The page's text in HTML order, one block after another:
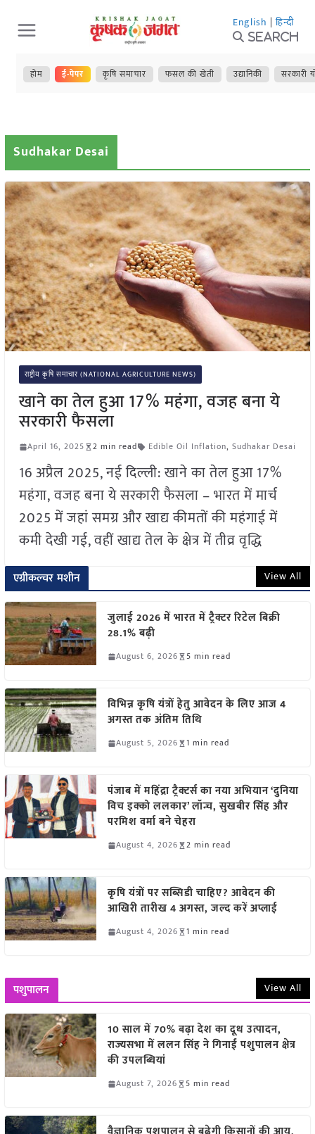
Skip
to
content
English | हिन्दी
Search
होम ई-पेपर कृषि समाचार फसल की खेती उद्यानिकी सरकारी
Sudhakar Desai
राष्ट्रीय कृषि समाचार (NATIONAL AGRICULTURE NEWS)
खाने का तेल हुआ 17% महंगा, वजह बना ये
सरकारी फैसला
April 16, 2025 2 min read Edible Oil Inflation, Sudhakar Desai
16 अप्रैल 2025, नई दिल्ली: खाने का तेल हुआ 17%
महंगा, वजह बना ये सरकारी फैसला – भारत में मार्च
2025 में जहां समग्र और खाद्य कीमतों की महंगाई में
कमी देखी गई, वहीं खाद्य तेल के क्षेत्र में तीव्र वृद्धि
एग्रीकल्चर मशीन View All
जुलाई 2026 में भारत में ट्रैक्टर रिटेल बिक्री
28.1% बढ़ी
August 6, 2026 5 min read
विभिन्न कृषि यंत्रों हेतु आवेदन के लिए आज 4
अगस्त तक अंतिम तिथि
August 5, 2026 1 min read
पंजाब में महिंद्रा ट्रैक्टर्स का नया अभियान ‘दुनिया
विच इक्को ललकार’ लॉन्च, सुखबीर सिंह और
परमिश वर्मा बने चेहरा
August 4, 2026 2 min read
कृषि यंत्रों पर सब्सिडी चाहिए? आवेदन की
आखिरी तारीख 4 अगस्त, जल्द करें अप्लाई
August 4, 2026 1 min read
पशुपालन View All
10 साल में 70% बढ़ा देश का दूध उत्पादन,
राज्यसभा में ललन सिंह ने गिनाईं पशुपालन क्षेत्र
की उपलब्धियां
August 7, 2026 5 min read